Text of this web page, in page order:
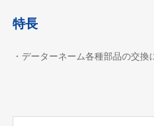
特長
・データーネーム各種部品の交換